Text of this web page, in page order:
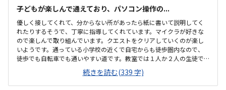
子どもが楽しんで通えており、パソコン操作の...
優しく接してくれて、分からない所があったら紙に書いて説明してく
れたりするそうで、丁寧に指導してくれています。マイクラが好きな
ので楽しんで取り組んでいます。クエストをクリアしていくのが楽し
いようです。通っている小学校の近くで自宅からも徒歩圏内なので、
徒歩でも自転車でも通いやすい道です。教室では１人か２人の生徒で
マイペースに取り組めているようです。特に気になることはありませ
ん。もっと安い方が嬉しいですが、プログラミング教室の月謝として
は一般的な料金だと思います。クエストをクリアしていくのが進んで
続きを読む(339 字)